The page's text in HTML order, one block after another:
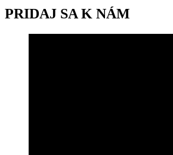
PRIDAJ SA K NÁM